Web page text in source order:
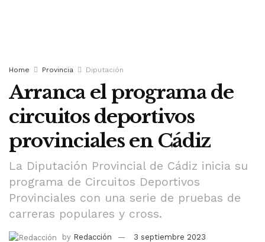
Home Provincia Diputación
Arranca el programa de
circuitos deportivos
provinciales en Cádiz
La Diputación Provincial de Cádiz inicia su
programa de Circuitos Deportivos
Provinciales con una serie de pruebas de
carreras populares y cross.
by Redacción
3 septiembre 2023